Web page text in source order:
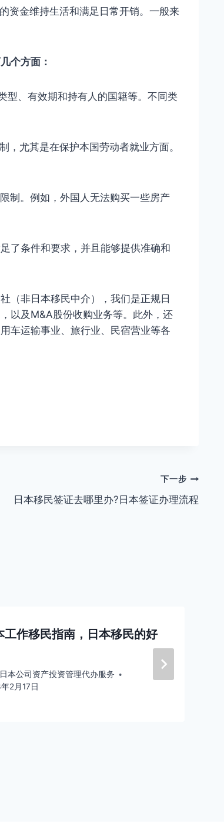
金维持生活和满足日常开销。一般来
个方面：
、有效期和持有人的国籍等。不同类
尤其是在保护本国劳动者就业方面。
。例如，外国人无法购买一些房产
条件和要求，并且能够提供准确和
非日本移民中介），我们是正规日
以及M&A股份收购业务等。此外，还
车运输事业、旅行业、民宿营业等各
下一步
日本移民签证去哪里办?日本签证办理流程
工作移民指南，日本移民的好
日本公司资产投资管理代办服务
2月17日